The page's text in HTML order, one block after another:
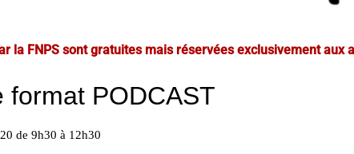
la FNPS sont gratuites mais réservées exclusivement aux